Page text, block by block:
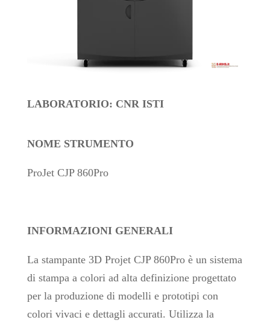
LABORATORIO: CNR ISTI
NOME STRUMENTO
ProJet CJP 860Pro
INFORMAZIONI GENERALI
La stampante 3D Projet CJP 860Pro è un sistema
di stampa a colori ad alta definizione progettato
per la produzione di modelli e prototipi con
colori vivaci e dettagli accurati. Utilizza la